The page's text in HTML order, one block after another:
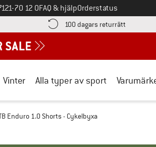
på
70 12 0FAQ & hjälpOrderstatus
här! Öppnas i en inforuta
100 dagars returrätt Gå till
Vinter Alla typer av sport
Enduro 1.0 Shorts - Cykelbyxa